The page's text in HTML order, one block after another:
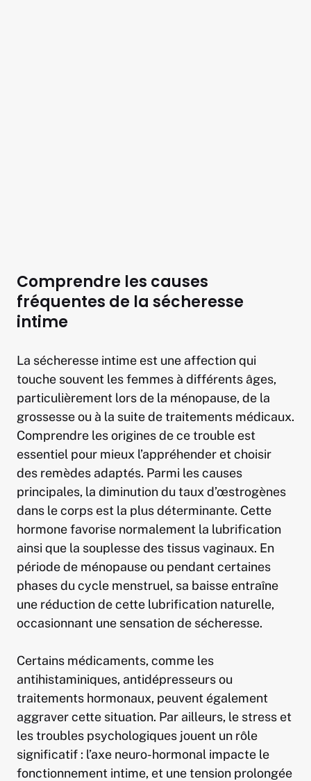
Comprendre les causes
fréquentes de la sécheresse
intime
La sécheresse intime est une affection qui
touche souvent les femmes à différents âges,
particulièrement lors de la ménopause, de la
grossesse ou à la suite de traitements médicaux.
Comprendre les origines de ce trouble est
essentiel pour mieux l’appréhender et choisir
des remèdes adaptés. Parmi les causes
principales, la diminution du taux d’œstrogènes
dans le corps est la plus déterminante. Cette
hormone favorise normalement la lubrification
ainsi que la souplesse des tissus vaginaux. En
période de ménopause ou pendant certaines
phases du cycle menstruel, sa baisse entraîne
une réduction de cette lubrification naturelle,
occasionnant une sensation de sécheresse.
Certains médicaments, comme les
antihistaminiques, antidépresseurs ou
traitements hormonaux, peuvent également
aggraver cette situation. Par ailleurs, le stress et
les troubles psychologiques jouent un rôle
significatif : l’axe neuro-hormonal impacte le
fonctionnement intime, et une tension prolongée